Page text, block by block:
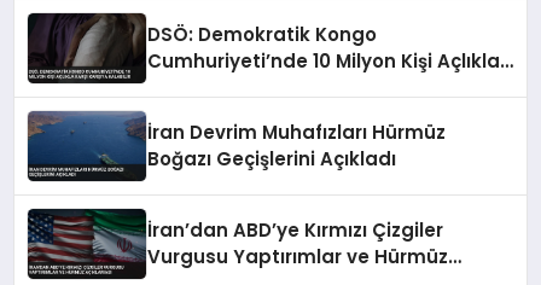
DSÖ: Demokratik Kongo
Cumhuriyeti’nde 10 Milyon Kişi Açlıkla
İran Devrim Muhafızları Hürmüz
Boğazı Geçişlerini Açıkladı
İran’dan ABD’ye Kırmızı Çizgiler
Vurgusu Yaptırımlar ve Hürmüz